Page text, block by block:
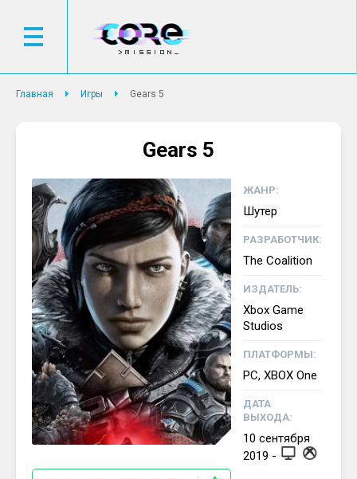
Главная Игры Gears 5
Gears 5
ЖАНР:
Шутер
РАЗРАБОТЧИК:
The Coalition
ИЗДАТЕЛЬ:
Xbox Game
Studios
ПЛАТФОРМЫ:
PC, XBOX One
ДАТА
ВЫХОДА:
10 сентября
2019 -